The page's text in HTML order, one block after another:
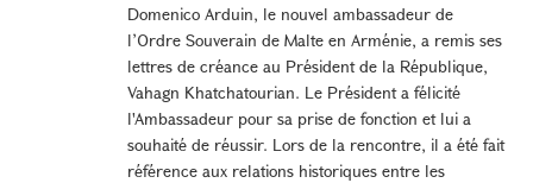
Domenico Arduin, le nouvel ambassadeur de
l’Ordre Souverain de Malte en Arménie, a remis ses
lettres de créance au Président de la République,
Vahagn Khatchatourian. Le Président a félicité
l'Ambassadeur pour sa prise de fonction et lui a
souhaité de réussir. Lors de la rencontre, il a été fait
référence aux relations historiques entre les